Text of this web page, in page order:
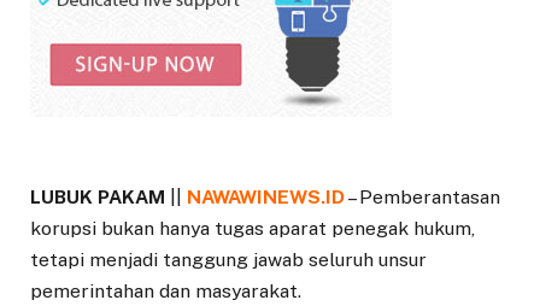
LUBUK PAKAM NAWAWINEWS.ID– Pemberantasan
korupsi bukan hanya tugas aparat penegak hukum,
tetapi menjadi tanggung jawab seluruh unsur
pemerintahan dan masyarakat.